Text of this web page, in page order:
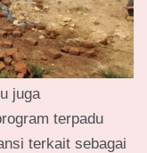
juga
terpadu
terkait sebagai